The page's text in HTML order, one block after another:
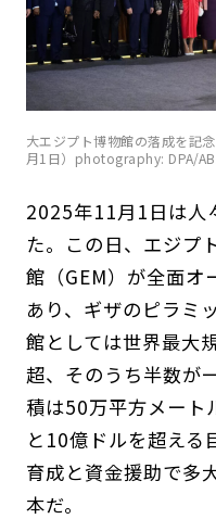
大エジプト博物館の落成を記
月1日）photography: DPA/
2025年11月1日は人
た。この日、エジプ
館（GEM）が全面オ
あり、ギザのピラミ
館としては世界最大
超、そのうち半数が
積は50万平方メート
と10億ドルを超える
育成と資金援助で多
本だ。